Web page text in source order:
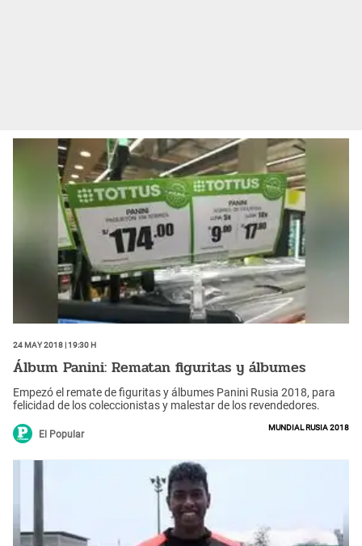
24 May 2018 | 19:30 h
Álbum Panini: Rematan figuritas y álbumes
Empezó el remate de figuritas y álbumes Panini Rusia 2018, para
felicidad de los coleccionistas y malestar de los revendedores.
El Popular
Mundial Rusia 2018